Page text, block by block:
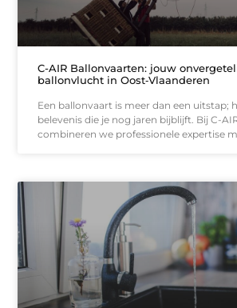
C-AIR Ballonvaarten: jouw
ballonvlucht in Oost‑Vlaanderen
Een ballonvaart is meer dan een uitstap;
belevenis die je nog jaren bijblijft. Bij C-
combineren we professionele expertise